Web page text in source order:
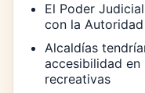
El Poder
con la
Alcaldías
accesibilidad en
recreativas